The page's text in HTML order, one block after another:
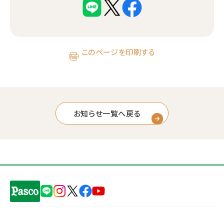
このページを印刷する
お知らせ一覧へ戻る